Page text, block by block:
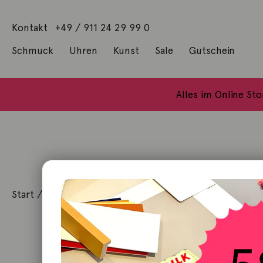
Kontakt +49 / 911 24 29 99 0
Schmuck Uhren Kunst Sale Gutschein
Alles im Online
Start / Schmuck Armschmuck/ Armband Mikado